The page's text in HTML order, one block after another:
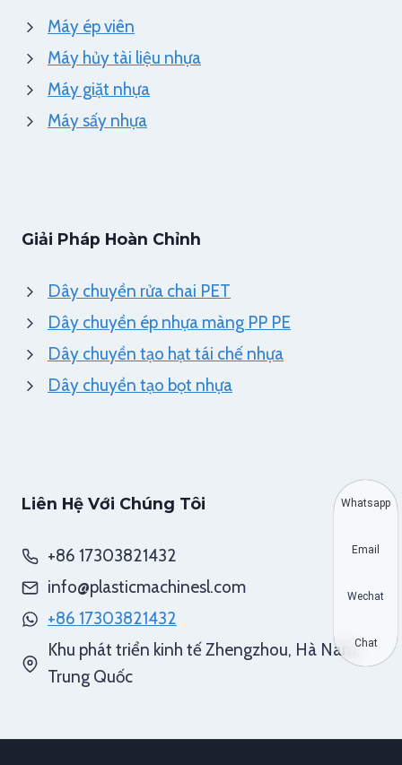
Máy ép viên
Máy hủy tài liệu nhựa
Máy giặt nhựa
Máy sấy nhựa
Giải Pháp Hoàn Chỉnh
Dây chuyền rửa chai PET
Dây chuyền ép nhựa màng PP PE
Dây chuyền tạo hạt tái chế nhựa
Dây chuyền tạo bọt nhựa
Liên Hệ Với Chúng Tôi
+86 17303821432
info@plasticmachinesl.com
+86 17303821432
Khu phát triển kinh tế Zhengzhou, Hà Nam,
Trung Quốc
Whatsapp
Email
Wechat
Chat